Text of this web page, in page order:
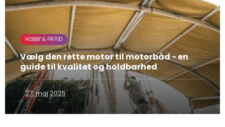
HOBBY & FRITID
Vælg den rette motor til motorbåd - en
guide til kvalitet og holdbarhed
27. maj 2025